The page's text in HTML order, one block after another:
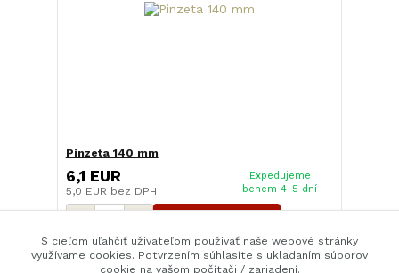
Pinzeta 140 mm
6,1 EUR
5,0 EUR bez DPH
Expedujeme
behem 4-5 dní
S cieľom uľahčiť užívateľom používať naše webové stránky
využívame cookies. Potvrzením súhlasíte s ukladaním súborov
cookie na vašom počítači / zariadení.